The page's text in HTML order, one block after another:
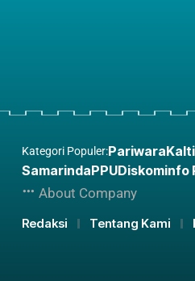
Kategori Populer:Pariwara
SamarindaPPUDiskominfo
About Company
Redaksi
Tentang Kami